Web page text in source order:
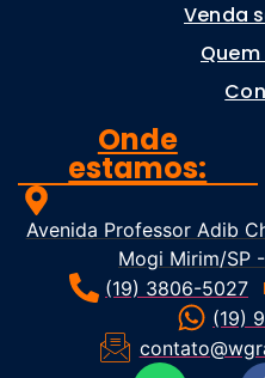
Venda
Onde
estamos:
Avenida Professor Adib
Mogi Mirim/SP
(19) 3806-5027
(19)